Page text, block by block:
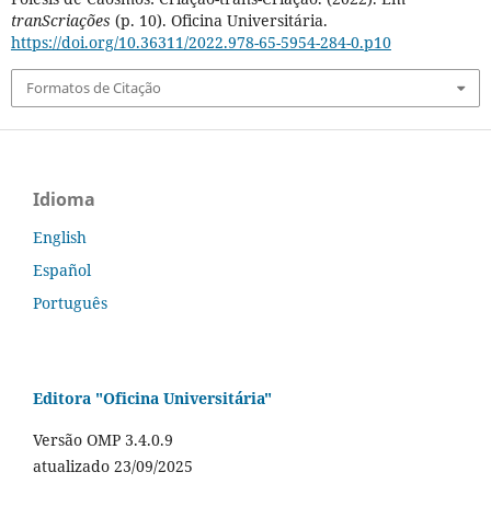
tranScriações (p. 10). Oficina Universitária.
https://doi.org/10.36311/2022.978-65-5954-284-0.p10
Formatos de Citação
Idioma
English
Español
Português
Editora "Oficina Universitária"
Versão OMP 3.4.0.9
atualizado 23/09/2025